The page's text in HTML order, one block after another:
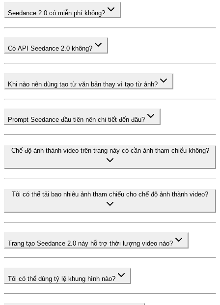
Seedance 2.0 có miễn phí không?
Có API Seedance 2.0 không?
Khi nào nên dùng tạo từ văn bản thay vì tạo từ ảnh?
Prompt Seedance đầu tiên nên chi tiết đến đâu?
Chế độ ảnh thành video trên trang này có cần ảnh tham chiếu không?
Tôi có thể tải bao nhiêu ảnh tham chiếu cho chế độ ảnh thành video?
Trang tạo Seedance 2.0 này hỗ trợ thời lượng video nào?
Tôi có thể dùng tỷ lệ khung hình nào?